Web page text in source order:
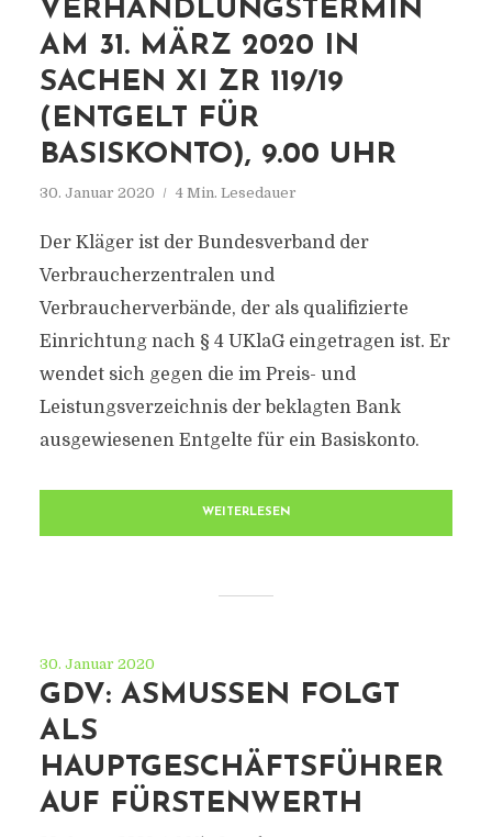
VERHANDLUNGSTERMIN
AM 31. MÄRZ 2020 IN
SACHEN XI ZR 119/19
(ENTGELT FÜR
BASISKONTO), 9.00 UHR
30. Januar 2020 4 Min. Lesedauer
Der Kläger ist der Bundesverband der
Verbraucherzentralen und
Verbraucherverbände, der als qualifizierte
Einrichtung nach § 4 UKlaG eingetragen ist. Er
wendet sich gegen die im Preis- und
Leistungsverzeichnis der beklagten Bank
ausgewiesenen Entgelte für ein Basiskonto.
WEITERLESEN
30. Januar 2020
GDV: ASMUSSEN FOLGT
ALS
HAUPTGESCHÄFTSFÜHRER
AUF FÜRSTENWERTH